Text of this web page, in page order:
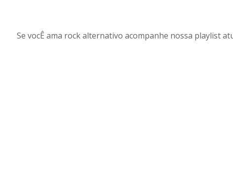
Se vocÊ ama rock alternativo acompanhe nossa playlist